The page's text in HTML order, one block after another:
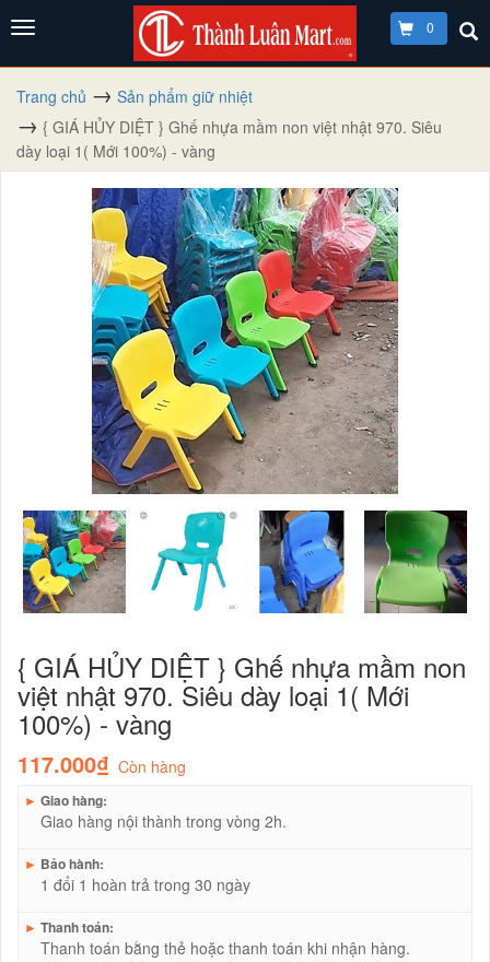
0
Trang chủ
Sản phẩm giữ nhiệt
{ GIÁ HỦY DIỆT } Ghế nhựa mầm non việt nhật 970. Siêu
dày loại 1( Mới 100%) - vàng
{ GIÁ HỦY DIỆT } Ghế nhựa mầm non
việt nhật 970. Siêu dày loại 1( Mới
100%) - vàng
117.000₫ Còn hàng
► Giao hàng:
Giao hàng nội thành trong vòng 2h.
► Bảo hành:
1 đổi 1 hoàn trả trong 30 ngày
► Thanh toán:
Thanh toán bằng thẻ hoặc thanh toán khi nhận hàng.